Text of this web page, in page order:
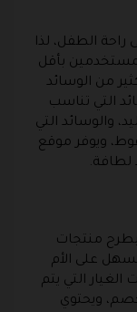
الطفل، لذا
بأقل
من الوسائد
التي تناسب
والوسائد التي
ويوفر موقع
لطافة.
بطرح منتجات
تسهل على الأم
التي يتم
ويحتوي